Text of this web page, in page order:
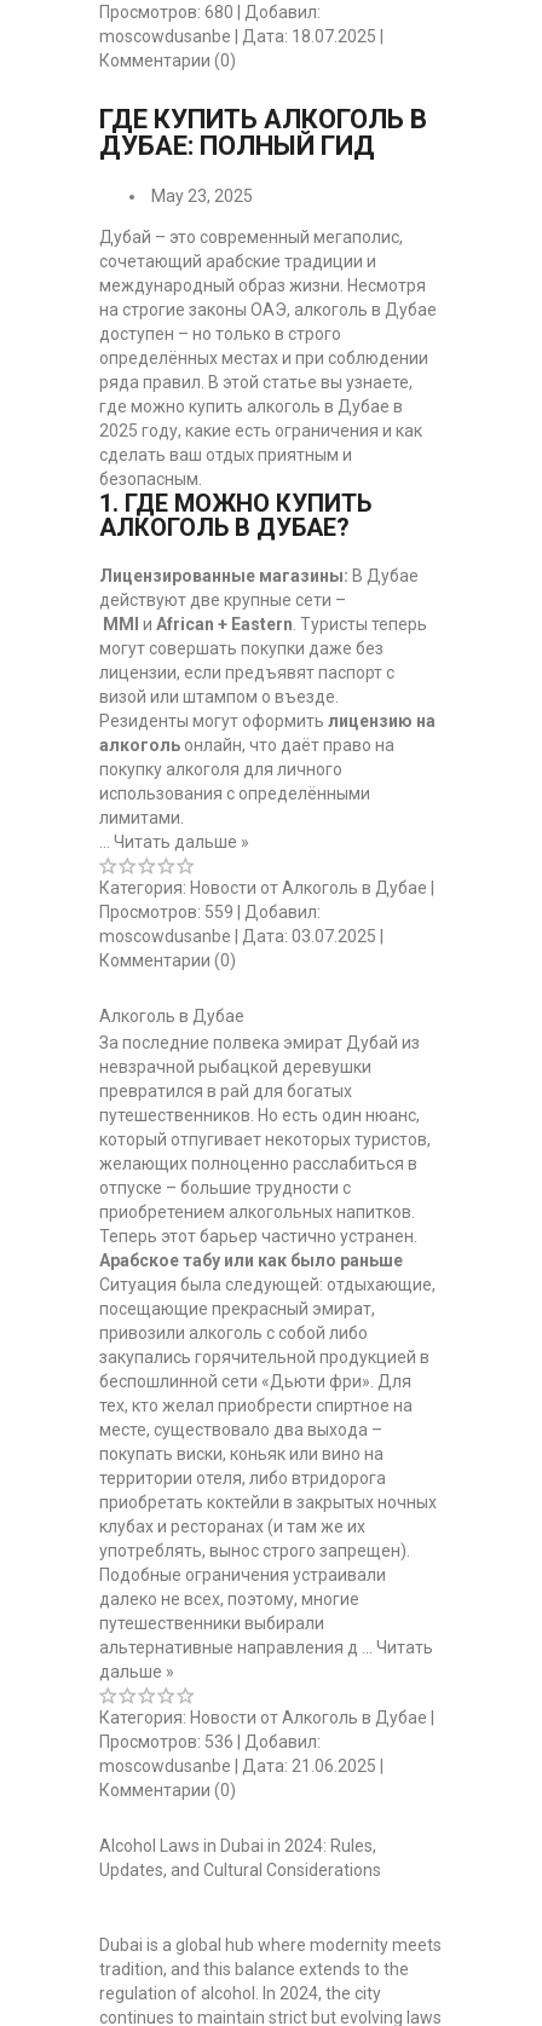
Просмотров: 680
Добавил:
moscowdusanbe
Дата: 18.07.2025
Комментарии (0)
ГДЕ КУПИТЬ АЛКОГОЛЬ В
ДУБАЕ: ПОЛНЫЙ ГИД
May 23, 2025
Дубай – это современный мегаполис,
сочетающий арабские традиции и
международный образ жизни. Несмотря
на строгие законы ОАЭ, алкоголь в Дубае
доступен – но только в строго
определённых местах и при соблюдении
ряда правил. В этой статье вы узнаете,
где можно купить алкоголь в Дубае в
2025 году, какие есть ограничения и как
сделать ваш отдых приятным и
безопасным.
1. ГДЕ МОЖНО КУПИТЬ
АЛКОГОЛЬ В ДУБАЕ?
Лицензированные магазины: В Дубае
действуют две крупные сети –
MMI
и African + Eastern . Туристы теперь
могут совершать покупки даже без
лицензии, если предъявят паспорт с
визой или штампом о въезде.
Резиденты могут оформить лицензию на
алкоголь онлайн, что даёт право на
покупку алкоголя для личного
использования с определёнными
лимитами.
Читать дальше »
Категория: Новости от Алкоголь в Дубае
Просмотров: 559
Добавил:
moscowdusanbe
Дата: 03.07.2025
Комментарии (0)
Алкоголь в Дубае
За последние полвека эмират Дубай из
невзрачной рыбацкой деревушки
превратился в рай для богатых
путешественников. Но есть один нюанс,
который отпугивает некоторых туристов,
желающих полноценно расслабиться в
отпуске – большие трудности с
приобретением алкогольных напитков.
Теперь этот барьер частично устранен.
Арабское табу или как было раньше
Ситуация была следующей: отдыхающие,
посещающие прекрасный эмират,
привозили алкоголь с собой либо
закупались горячительной продукцией в
беспошлинной сети «Дьюти фри». Для
тех, кто желал приобрести спиртное на
месте, существовало два выхода –
покупать виски, коньяк или вино на
территории отеля, либо втридорога
приобретать коктейли в закрытых ночных
клубах и ресторанах (и там же их
употреблять, вынос строго запрещен).
Подобные ограничения устраивали
далеко не всех, поэтому, многие
путешественники выбирали
альтернативные направления д
Читать
дальше »
Категория: Новости от Алкоголь в Дубае
Просмотров: 536
Добавил:
moscowdusanbe
Дата: 21.06.2025
Комментарии (0)
Alcohol Laws in Dubai in 2024: Rules,
Updates, and Cultural Considerations
Dubai is a global hub where modernity meets
tradition, and this balance extends to the
regulation of alcohol. In 2024, the city
continues to maintain strict but evolving laws